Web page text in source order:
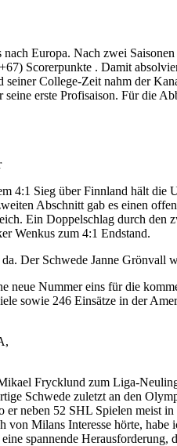
Europa. Nach zwei
Scorerpunkte . Damit
College-Zeit nahm der
erste Profisaison. Für die
4:1 Sieg über Finnland hält die
Abschnitt gab es einen
Ein Doppelschlag durch
Wenkus zum 4:1 Endstand.
Der Schwede Janne Grönvall
Nummer eins für die
sowie 246 Einsätze in der
Frycklund zum Liga-
Schwede zuletzt an den
neben 52 SHL Spielen meist
Milans Interesse hörte,
spannende